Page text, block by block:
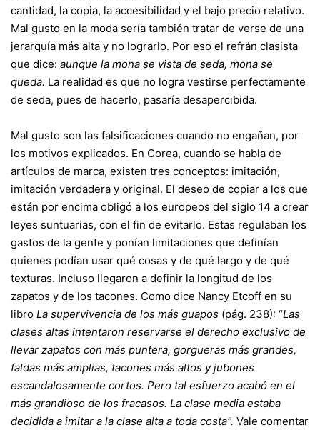
cantidad, la copia, la accesibilidad y el bajo precio relativo.
Mal gusto en la moda sería también tratar de verse de una
jerarquía más alta y no lograrlo. Por eso el refrán clasista
que dice: aunque la mona se vista de seda, mona se
queda. La realidad es que no logra vestirse perfectamente
de seda, pues de hacerlo, pasaría desapercibida.
Mal gusto son las falsificaciones cuando no engañan, por
los motivos explicados. En Corea, cuando se habla de
artículos de marca, existen tres conceptos: imitación,
imitación verdadera y original. El deseo de copiar a los que
están por encima obligó a los europeos del siglo 14 a crear
leyes suntuarias, con el fin de evitarlo. Estas regulaban los
gastos de la gente y ponían limitaciones que definían
quienes podían usar qué cosas y de qué largo y de qué
texturas. Incluso llegaron a definir la longitud de los
zapatos y de los tacones. Como dice Nancy Etcoff en su
libro La supervivencia de los más guapos (pág. 238): “Las
clases altas intentaron reservarse el derecho exclusivo de
llevar zapatos con más puntera, gorgueras más grandes,
faldas más amplias, tacones más altos y jubones
escandalosamente cortos. Pero tal esfuerzo acabó en el
más grandioso de los fracasos. La clase media estaba
decidida a imitar a la clase alta a toda costa”. Vale comentar